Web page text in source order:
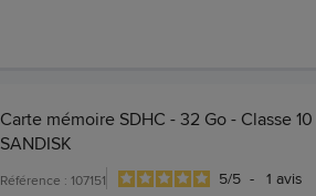
Carte mémoire SDHC - 32 Go - Classe
SANDISK
Référence : 107151 5/5 - 1 avis